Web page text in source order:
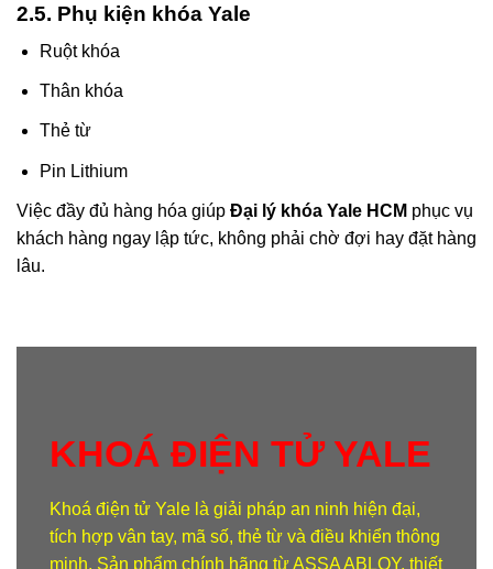
2.5. Phụ kiện khóa Yale
Ruột khóa
Thân khóa
Thẻ từ
Pin Lithium
Việc đầy đủ hàng hóa giúp Đại lý khóa Yale HCM phục vụ
khách hàng ngay lập tức, không phải chờ đợi hay đặt hàng
lâu.
KHOÁ ĐIỆN TỬ YALE
Khoá điện tử Yalelà giải pháp an ninh hiện đại,
tích hợp vân tay, mã số, thẻ từ và điều khiển thông
minh. Sản phẩm chính hãng từ ASSA ABLOY, thiết